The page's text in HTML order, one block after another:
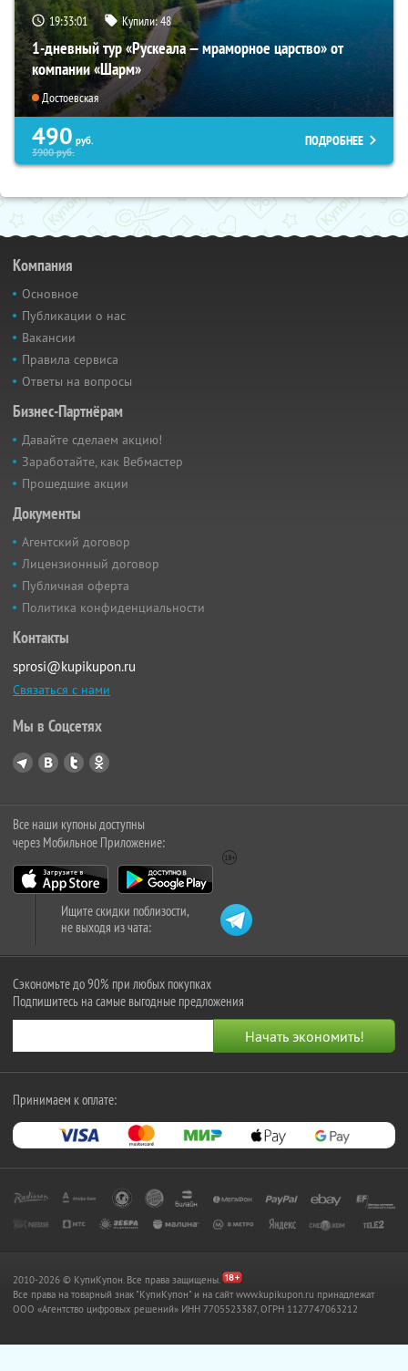
19:33:00 Купили:48
1-дневный тур «Рускеала — мраморное царство» от
компании «Шарм»
Достоевская
490 руб.
3900руб.
ПОДРОБНЕЕ
Компания
Основное
Публикации о нас
Вакансии
Правила сервиса
Ответы на вопросы
Бизнес-Партнёрам
Давайте сделаем акцию!
Заработайте, как Вебмастер
Прошедшие акции
Документы
Агентский договор
Лицензионный договор
Публичная оферта
Политика конфиденциальности
Контакты
sprosi@kupikupon.ru
Связаться с нами
Мы в Соцсетях
Все наши купоны доступны
через Мобильное Приложение:
Ищите скидки поблизости,
не выходя из чата:
Сэкономьте до 90% при любых покупках
Подпишитесь на самые выгодные предложения
Принимаем к оплате:
2010-2026 © КупиКупон. Все права защищены.
Все права на товарный знак "КупиКупон" и на сайт www.kupikupon.ru принадлежат
OOO «Агентство цифровых решений» ИНН 7705523387, ОГРН 1127747063212